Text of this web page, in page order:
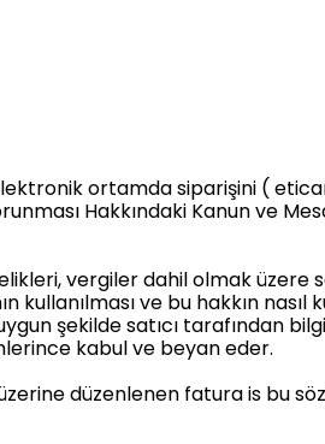
ortamda siparişini (
Hakkındaki Kanun ve
vergiler dahil olmak üzere
ve bu hakkın nasıl
şekilde satıcı tarafından
kabul ve beyan eder.
düzenlenen fatura is bu